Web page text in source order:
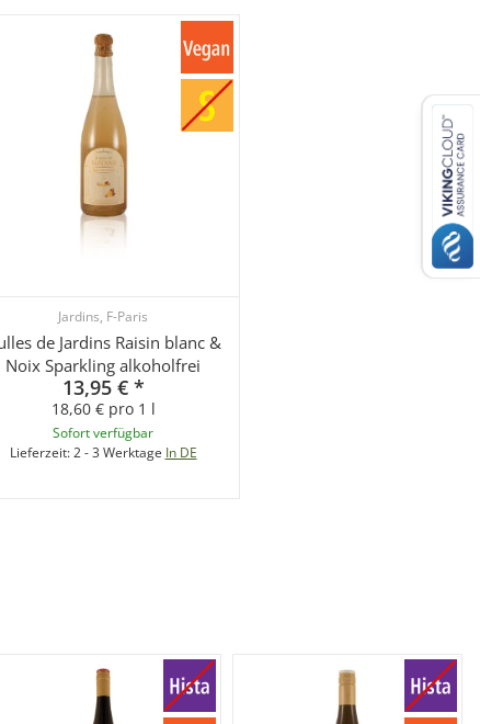
Jardins, F-Paris
de Jardins Raisin blanc &
Noix Sparkling alkoholfrei
13,95 € *
18,60 € pro 1 l
Sofort verfügbar
Lieferzeit:2 - 3 Werktage In DE